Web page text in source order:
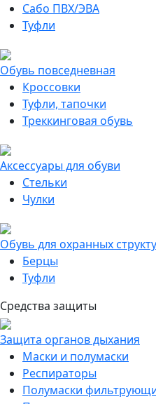
Сабо ПВХ/ЭВА
Туфли
Обувь повседневная
Кроссовки
Туфли, тапочки
Треккинговая обувь
Аксессуары для обуви
Стельки
Чулки
Обувь для охранных
Берцы
Туфли
Средства защиты
Защита органов дыхания
Маски и полумаски
Респираторы
Полумаски